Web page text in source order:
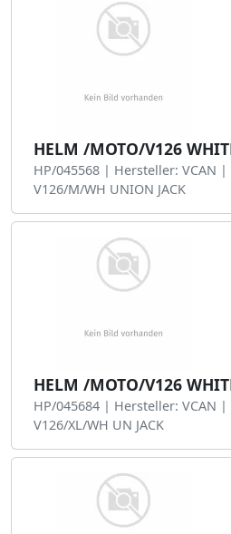
HELM /MOTO/V126
HP/045568 | Hersteller: VCAN
V126/M/WH UNION JACK
HELM /MOTO/V126
HP/045684 | Hersteller: VCAN
V126/XL/WH UN JACK